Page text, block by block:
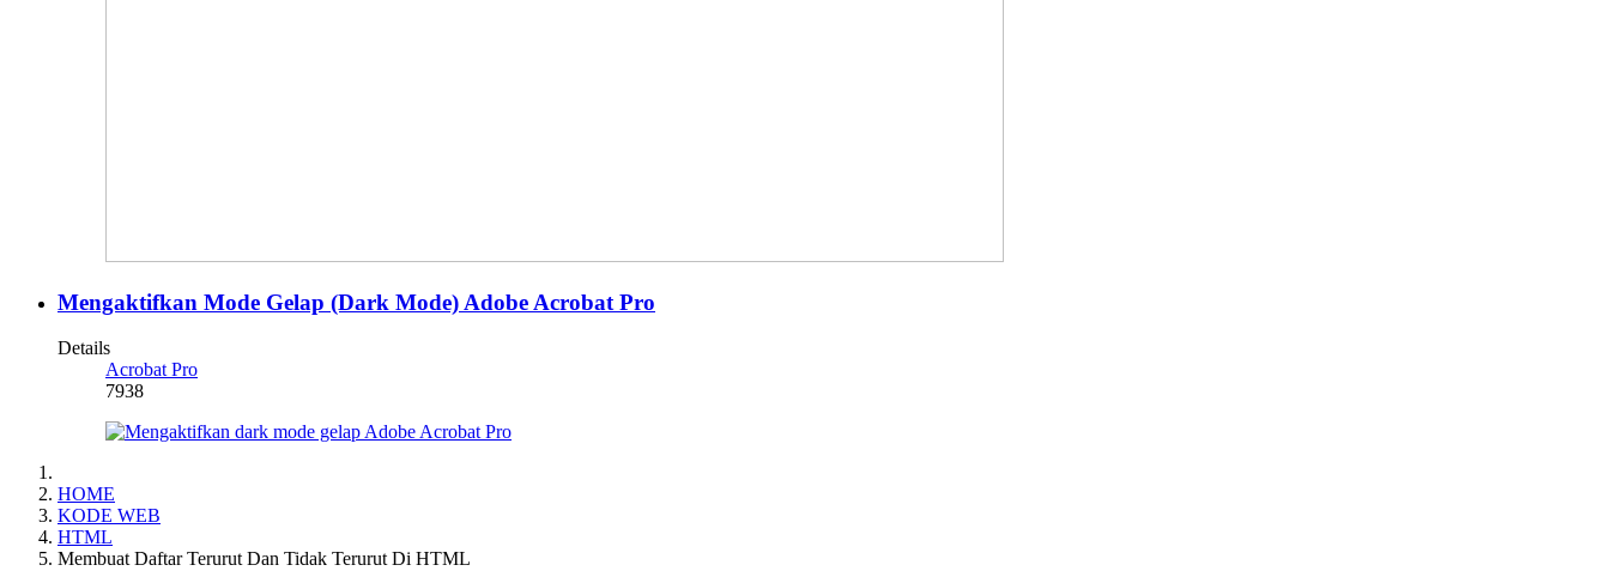
Mengaktifkan Mode Gelap (Dark Mode) Adobe Acrobat Pro
Details
Acrobat Pro
7938
HOME
KODE WEB
HTML
Membuat Daftar Terurut Dan Tidak Terurut Di HTML